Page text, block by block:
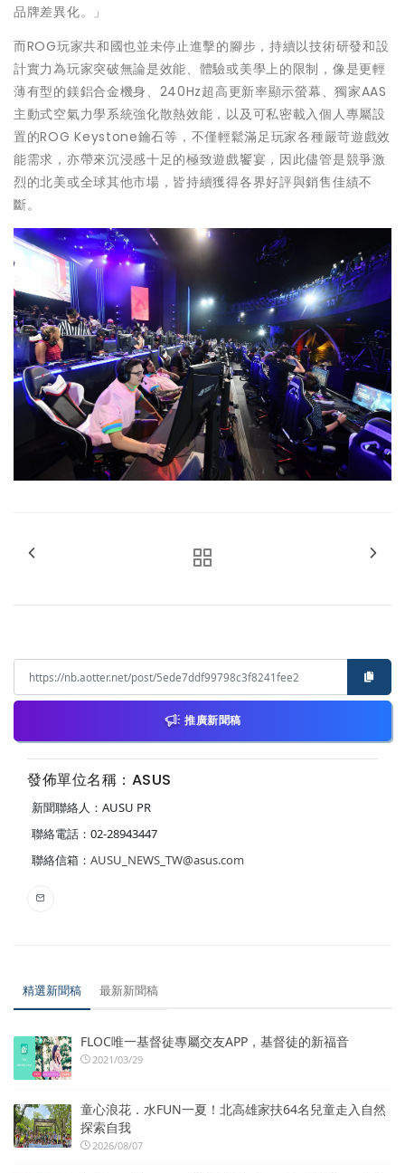
品牌差異化。」
而ROG玩家共和國也並未停止進擊的腳步，持續以技術研發和設
計實力為玩家突破無論是效能、體驗或美學上的限制，像是更輕
薄有型的鎂鋁合金機身、240Hz超高更新率顯示螢幕、獨家AAS
主動式空氣力學系統強化散熱效能，以及可私密載入個人專屬設
置的ROG Keystone鑰石等，不僅輕鬆滿足玩家各種嚴苛遊戲效
能需求，亦帶來沉浸感十足的極致遊戲饗宴，因此儘管是競爭激
烈的北美或全球其他市場，皆持續獲得各界好評與銷售佳績不
斷。
推廣新聞稿
發佈單位名稱：ASUS
新聞聯絡人：AUSU PR
聯絡電話：02-28943447
聯絡信箱： AUSU_NEWS_TW@asus.com
精選新聞稿 最新新聞稿
FLOC唯一基督徒專屬交友APP，基督徒的新福音
2021/03/29
童心浪花．水FUN一夏！北高雄家扶64名兒童走入自然
探索自我
2026/08/07